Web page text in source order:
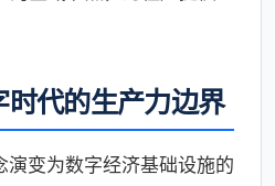
代的生产力边界
演变为数字经济基础设施的